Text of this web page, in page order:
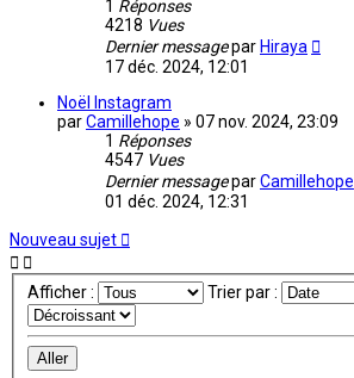
1 Réponses
4218 Vues
Dernier messagepar Hiraya
17 déc. 2024, 12:01
Noël Instagram
parCamillehope » 07 nov. 2024, 23:09
1 Réponses
4547 Vues
Dernier messageparCamillehope
01 déc. 2024, 12:31
Nouveau sujet
Afficher : Trier par :